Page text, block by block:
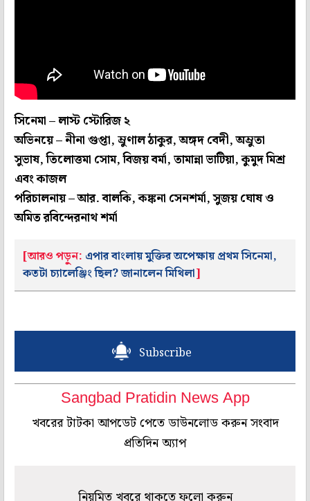
সিনেমা – লাস্ট স্টোরিজ ২
অভিনয়ে – নীনা গুপ্তা, ম্রুণাল ঠাকুর, অঙ্গদ বেদী, অম্রুতা
সুভাষ, তিলোত্তমা সোম, বিজয় বর্মা, তামান্না ভাটিয়া, কুমুদ মিশ্র
এবং কাজল
পরিচালনায় – আর. বালকি, কঙ্কনা সেনশর্মা, সুজয় ঘোষ ও
অমিত রবিন্দেরনাথ শর্মা
[আরও পড়ুন: এপার বাংলায় মুক্তির অপেক্ষায় প্রথম সিনেমা,
কতটা চ্যালেঞ্জিং ছিল? জানালেন মিথিলা]
Subscribe
Sangbad Pratidin News App
খবরের টাটকা আপডেট পেতে ডাউনলোড করুন সংবাদ
প্রতিদিন অ্যাপ